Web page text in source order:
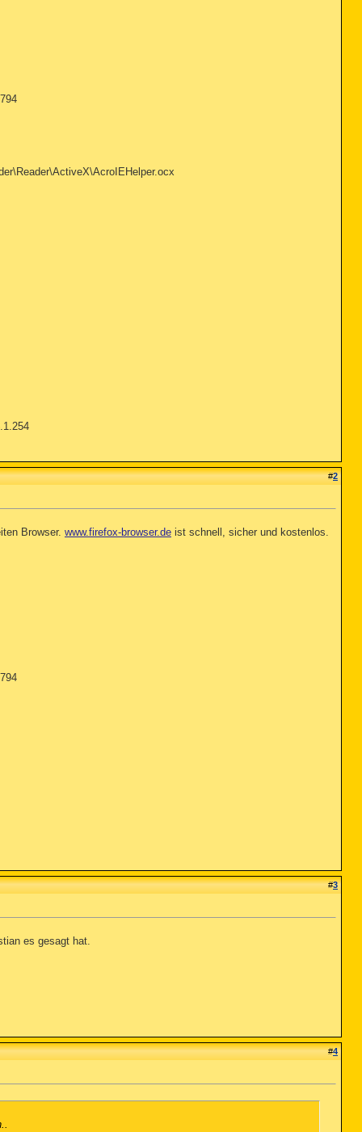
#2
Browser. www.firefox-browser.de ist schnell, sicher und kostenlos.
#3
es gesagt hat.
#4